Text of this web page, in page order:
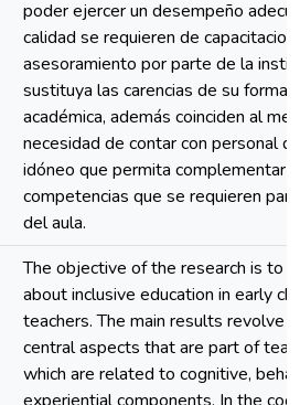
poder ejercer un desempeño
calidad se requieren de
asesoramiento por parte de la
sustituya las carencias de su
académica, además coinciden al
necesidad de contar con personal
idóneo que permita complementar
competencias que se requieren
del aula.
The objective of the research is to
about inclusive education in early
teachers. The main results revolve
central aspects that are part of
which are related to cognitive,